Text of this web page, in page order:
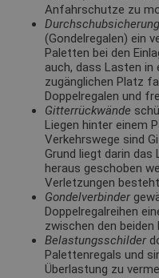
Anfahrschutze zu
(Gondelregalen) ein
Paletten bei den
auch, dass Lasten in
zugänglichen Platz
Doppelregalen und
Gitterrückwände
Liegen hinter einem
Verkehrswege sind
Grund liegt darin das
heraus geschoben
Verletzungen
Gondelverbinder
Doppelregalreihen
zwischen den beiden
Belastungsschilder
Palettenregals und
Überlastung zu